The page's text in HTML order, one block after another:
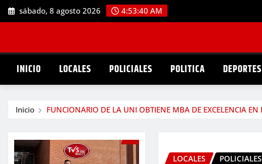
Saltar
al
sábado, 8 agosto 2026 4:53:42 AM
INICIO LOCALES POLICIALES POLITICA DEPORTES
Inicio FUNCIONARIO DE LA UNI OBTIENE MBA DE EXCELENCIA
LOCALES POLICIALES